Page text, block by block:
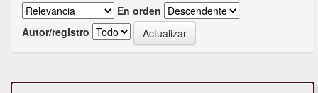
En orden
Autor/registro